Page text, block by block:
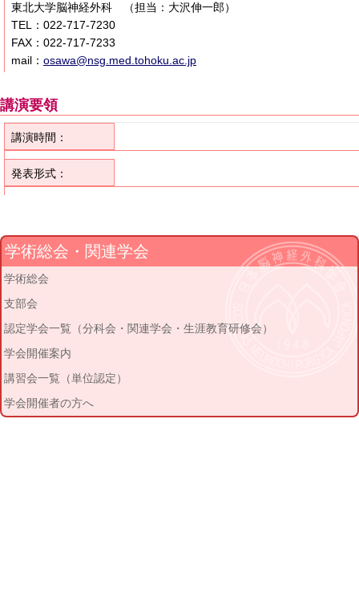
東北大学脳神経外科 （担当：大沢伸一郎）
TEL：022-717-7230
FAX：022-717-7233
mail： osawa@nsg.med.tohoku.ac.jp
講演要領
講演時間：
発表形式：
学術総会・関連学会
学術総会
支部会
認定学会一覧（分科会・関連学会・生涯教育研修会）
学会開催案内
講習会一覧（単位認定）
学会開催者の方へ